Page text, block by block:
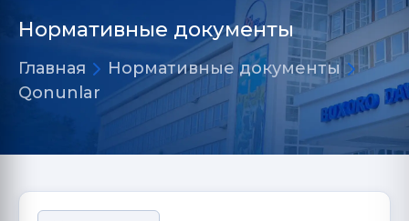
Нормативные документы
Главная
Нормативные документы
Qonunlar